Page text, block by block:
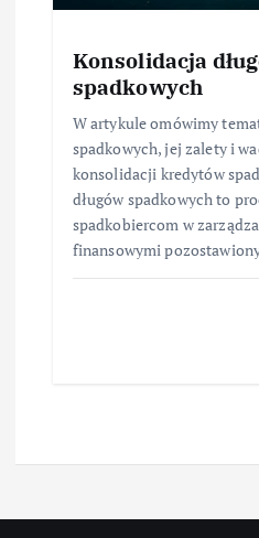
Konsolidacja
spadkowych
W artykule omówimy
spadkowych, jej zalety i
konsolidacji kredytów
długów spadkowych to
spadkobiercom w
finansowymi